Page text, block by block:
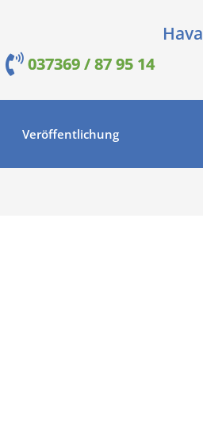
037369 / 87 95 14
Veröffentlichung